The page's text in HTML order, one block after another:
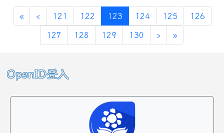
«第一頁
‹上一頁
121 122 123(目前頁次)
124 125 126
127 128 129 130 ›下一頁
»最後頁
左邊區域內容
OpenID登入